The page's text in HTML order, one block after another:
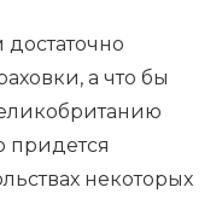
а что бы
придется
некоторых